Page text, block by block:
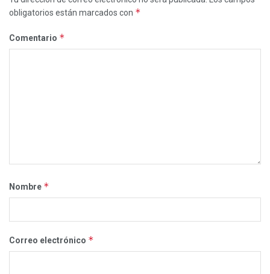
obligatorios están marcados con *
Comentario *
Nombre *
Correo electrónico *